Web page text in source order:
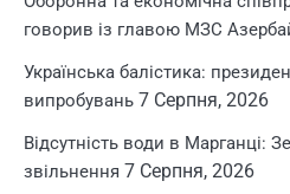
говорив із главою МЗС
Українська балістика:
випробувань 7 Серпня, 2026
Відсутність води в Марганці:
звільнення 7 Серпня, 2026